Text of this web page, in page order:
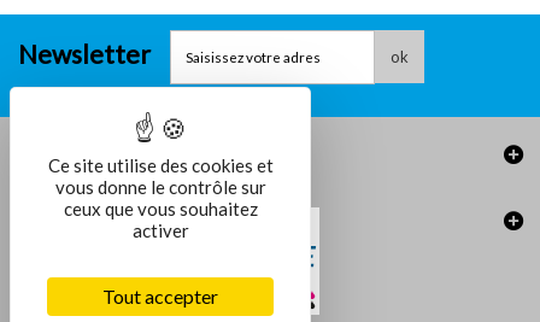
Newsletter ok
Informations
Ce site utilise des cookies et
vous donne le contrôle sur
ceux que vous souhaitez
activer
Tout accepter